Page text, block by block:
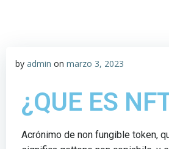
by admin on marzo 3, 2023
¿QUE ES
Acrónimo de non fungible token,